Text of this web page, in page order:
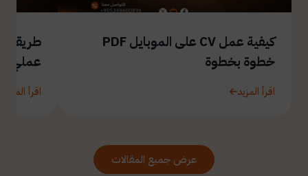
كيفية عمل CV على الموبايل PDF
خطوة بخطوة
اقرأ المزيد
طريقة
عملي
اقرأ المزيد
عرض جميع المقالات